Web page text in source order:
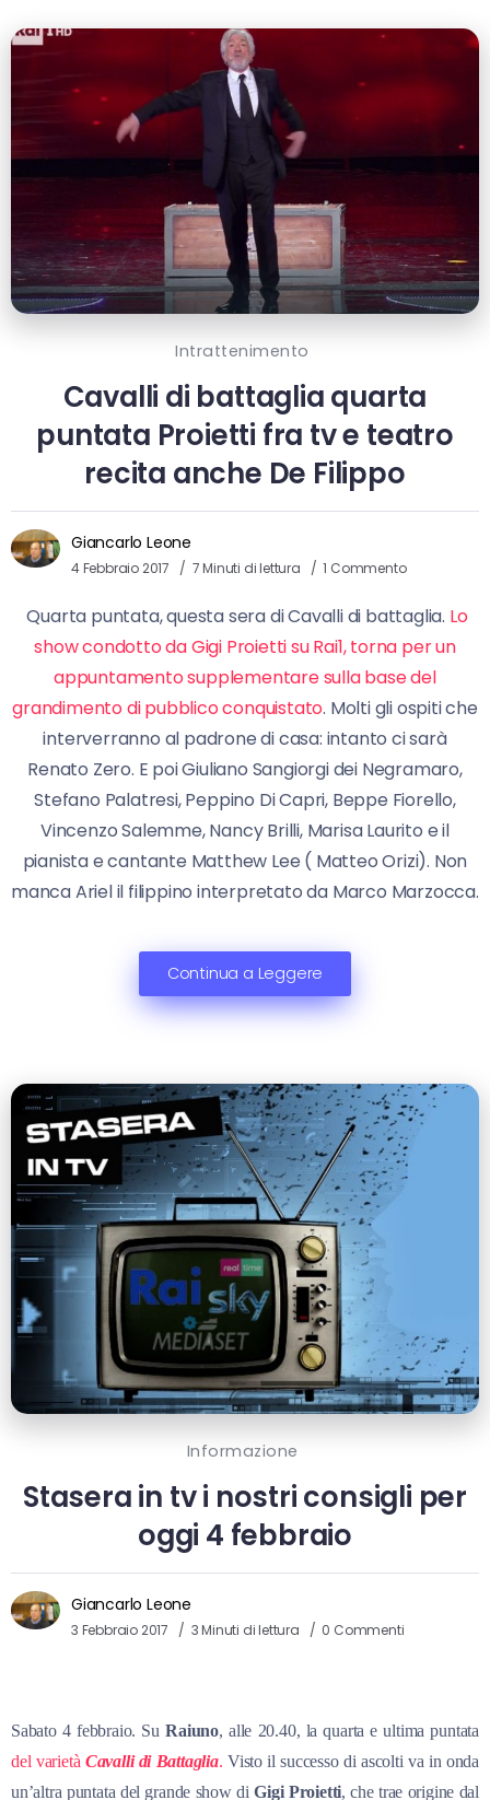
Intrattenimento
Cavalli di battaglia quarta
puntata Proietti fra tv e teatro
recita anche De Filippo
Giancarlo Leone
4 Febbraio 2017 7 Minuti di lettura 1 Commento
Quarta puntata, questa sera di Cavalli di battaglia. Lo
show condotto da Gigi Proietti su Rai1, torna per un
appuntamento supplementare sulla base del
grandimento di pubblico conquistato. Molti gli ospiti che
interverranno al padrone di casa: intanto ci sarà
Renato Zero. E poi Giuliano Sangiorgi dei Negramaro,
Stefano Palatresi, Peppino Di Capri, Beppe Fiorello,
Vincenzo Salemme, Nancy Brilli, Marisa Laurito e il
pianista e cantante Matthew Lee ( Matteo Orizi). Non
manca Ariel il filippino interpretato da Marco Marzocca.
Continua a Leggere
Informazione
Stasera in tv i nostri consigli per
oggi 4 febbraio
Giancarlo Leone
3 Febbraio 2017 3 Minuti di lettura 0 Commenti
Sabato 4 febbraio. SuRaiuno, alle 20.40, la quarta e ultima puntata
del varietà Cavalli di Battaglia. Visto il successo di ascolti va in onda
un’altra puntata del grande show diGigi Proietti, che trae origine dal